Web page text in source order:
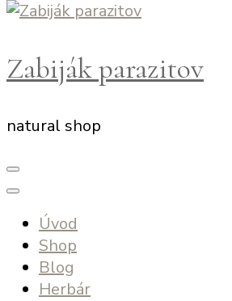
Zabiják parazitov
natural shop
Úvod
Shop
Blog
Herbár